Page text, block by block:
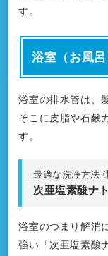
す。
浴室（お風
浴室の排水管は、
そこに皮脂や石鹸
す。
最適な洗浄方法
次亜塩素酸ナ
浴室のつまり解消
強い「次亜塩素酸